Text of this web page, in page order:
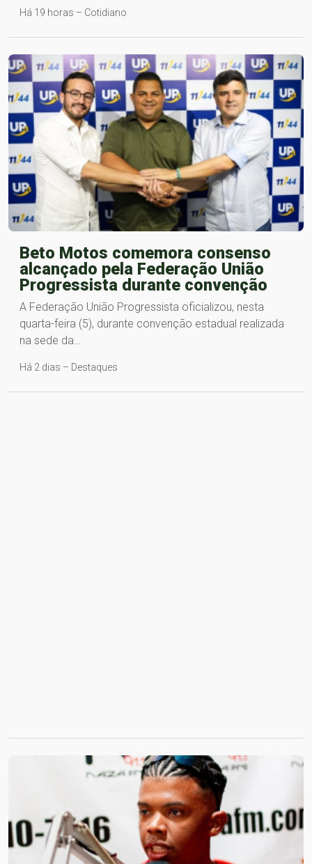
Há 19 horas – Cotidiano
Beto Motos comemora consenso
alcançado pela Federação União
Progressista durante convenção
A Federação União Progressista oficializou, nesta
quarta-feira (5), durante convenção estadual realizada
na sede da…
Há 2 dias – Destaques